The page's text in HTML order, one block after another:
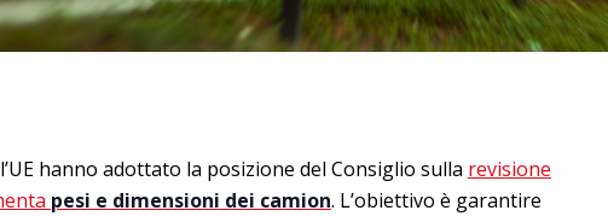
hanno adottato la posizione del Consiglio sulla revisione
pesi e dimensioni dei camion. L’obiettivo è garantire